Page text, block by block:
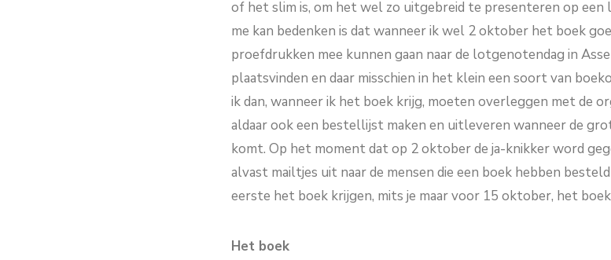
of het slim is, om het wel zo uitgebreid te presenteren op
me kan bedenken is dat wanneer ik wel 2 oktober het boek
proefdrukken mee kunnen gaan naar de lotgenotendag in
plaatsvinden en daar misschien in het klein een soort van
ik dan, wanneer ik het boek krijg, moeten overleggen met de
aldaar ook een bestellijst maken en uitleveren wanneer de
komt. Op het moment dat op 2 oktober de ja-knikker word
alvast mailtjes uit naar de mensen die een boek hebben
eerste het boek krijgen, mits je maar voor 15 oktober, het
Het boek